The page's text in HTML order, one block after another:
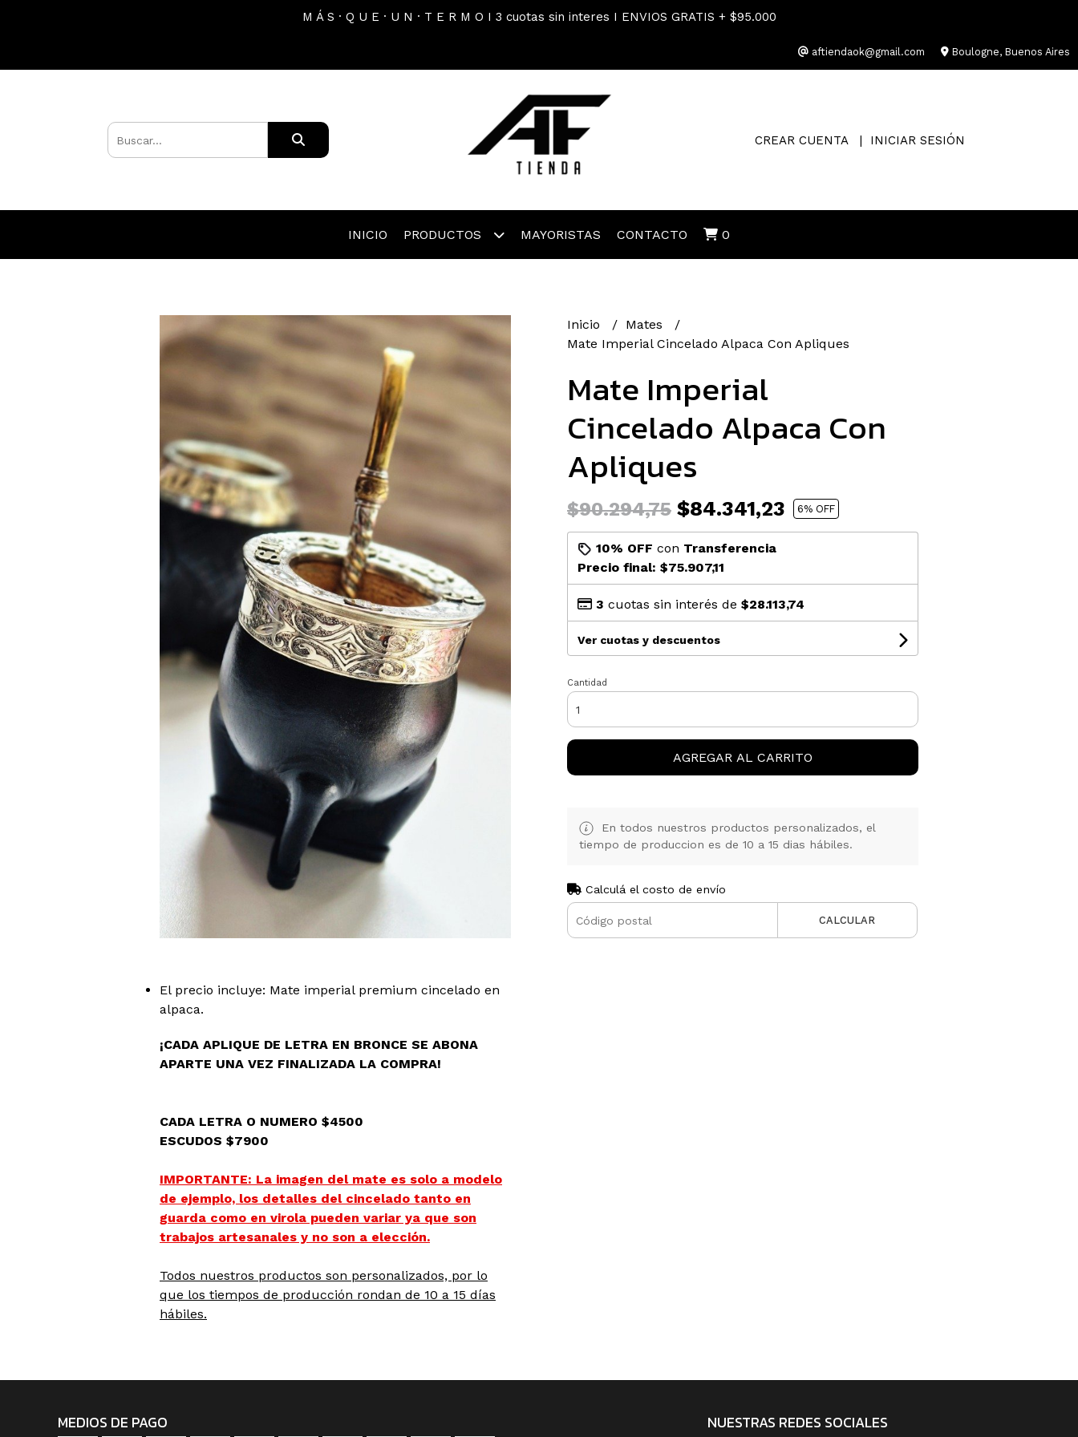
M Á S · Q U E · U N · T E R M O I 3 cuotas sin interes I ENVIOS GRATIS + $95.000
aftiendaok@gmail.com Boulogne, Buenos Aires
CREAR CUENTA INICIAR SESIÓN
INICIO PRODUCTOS MAYORISTAS CONTACTO 0
El precio incluye: Mate imperial premium cincelado en
alpaca.
¡CADA APLIQUE DE LETRA EN BRONCE SE ABONA
APARTE UNA VEZ FINALIZADA LA COMPRA!
CADA LETRA O NUMERO $4500
ESCUDOS $7900
IMPORTANTE: La imagen del mate es solo a modelo
de ejemplo, los detalles del cincelado tanto en
guarda como en virola pueden variar ya que son
trabajos artesanales y no son a elección.
Todos nuestros productos son personalizados, por lo
que los tiempos de producción rondan de 10 a 15 días
hábiles.
Inicio
Mates
Mate Imperial Cincelado Alpaca Con Apliques
Mate Imperial
Cincelado Alpaca Con
Apliques
$90.294,75 $84.341,23 6% OFF
10% OFF con Transferencia
Precio final: $75.907,11
3 cuotas sin interés de $28.113,74
Ver cuotas y descuentos
Cantidad
AGREGAR AL CARRITO
En todos nuestros productos personalizados, el
tiempo de produccion es de 10 a 15 dias hábiles.
Calculá el costo de envío
CALCULAR
MEDIOS DE PAGO NUESTRAS REDES SOCIALES